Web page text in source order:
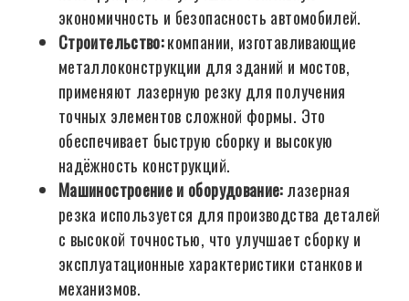
экономичность и безопасность автомобилей.
Строительство:компании, изготавливающие
металлоконструкции для зданий и мостов,
применяют лазерную резку для получения
точных элементов сложной формы. Это
обеспечивает быструю сборку и высокую
надёжность конструкций.
Машиностроение и оборудование:лазерная
резка используется для производства деталей
с высокой точностью, что улучшает сборку и
эксплуатационные характеристики станков и
механизмов.